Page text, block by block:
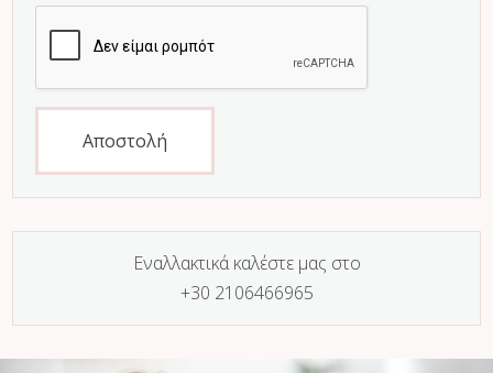
Αποστολή
Εναλλακτικά καλέστε μας στο
+30 2106466965